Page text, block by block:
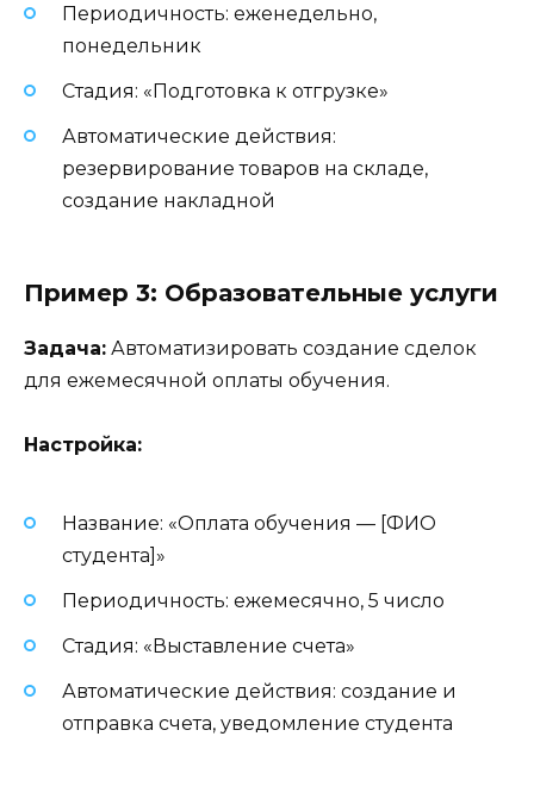
Периодичность: еженедельно,
понедельник
Стадия: «Подготовка к отгрузке»
Автоматические действия:
резервирование товаров на складе,
создание накладной
Пример 3: Образовательные услуги
Задача: Автоматизировать создание сделок
для ежемесячной оплаты обучения.
Настройка:
Название: «Оплата обучения — [ФИО
студента]»
Периодичность: ежемесячно, 5 число
Стадия: «Выставление счета»
Автоматические действия: создание и
отправка счета, уведомление студента